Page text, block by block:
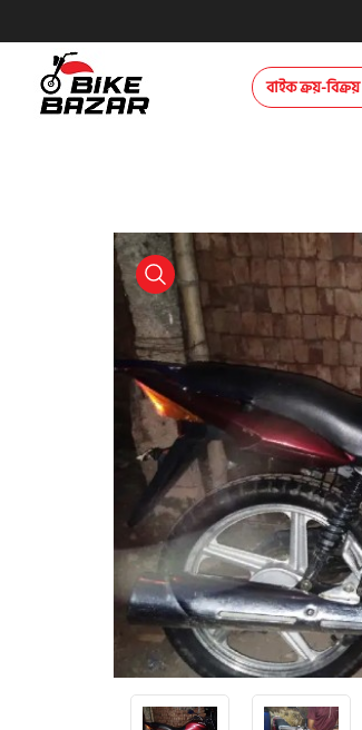
বাইক ক্রয়-বিক্রয়
product view